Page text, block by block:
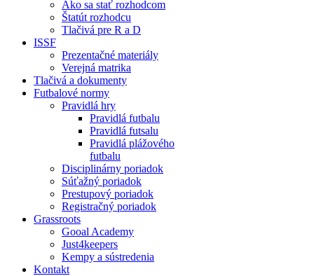
Ako sa stať rozhodcom
Štatút rozhodcu
Tlačivá pre R a D
ISSF
Prezentačné materiály
Verejná matrika
Tlačivá a dokumenty
Futbalové normy
Pravidlá hry
Pravidlá futbalu
Pravidlá futsalu
Pravidlá plážového
futbalu
Disciplinárny poriadok
Súťažný poriadok
Prestupový poriadok
Registračný poriadok
Grassroots
Gooal Academy
Just4keepers
Kempy a sústredenia
Kontakt